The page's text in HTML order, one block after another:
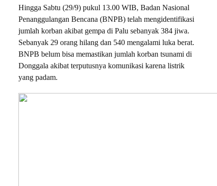
Hingga Sabtu (29/9) pukul 13.00 WIB, Badan Nasional
Penanggulangan Bencana (BNPB) telah mengidentifikasi
jumlah korban akibat gempa di Palu sebanyak 384 jiwa.
Sebanyak 29 orang hilang dan 540 mengalami luka berat.
BNPB belum bisa memastikan jumlah korban tsunami di
Donggala akibat terputusnya komunikasi karena listrik
yang padam.